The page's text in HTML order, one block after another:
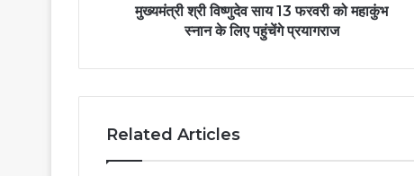
मुख्यमंत्री श्री विष्णुदेव साय 13 फरवरी को महाकुंभ
स्नान के लिए पहुंचेंगे प्रयागराज
Related Articles